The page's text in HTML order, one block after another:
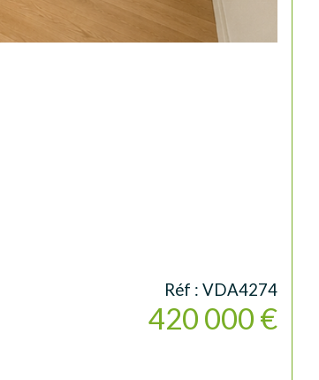
Réf : VDA4274
420 000 €